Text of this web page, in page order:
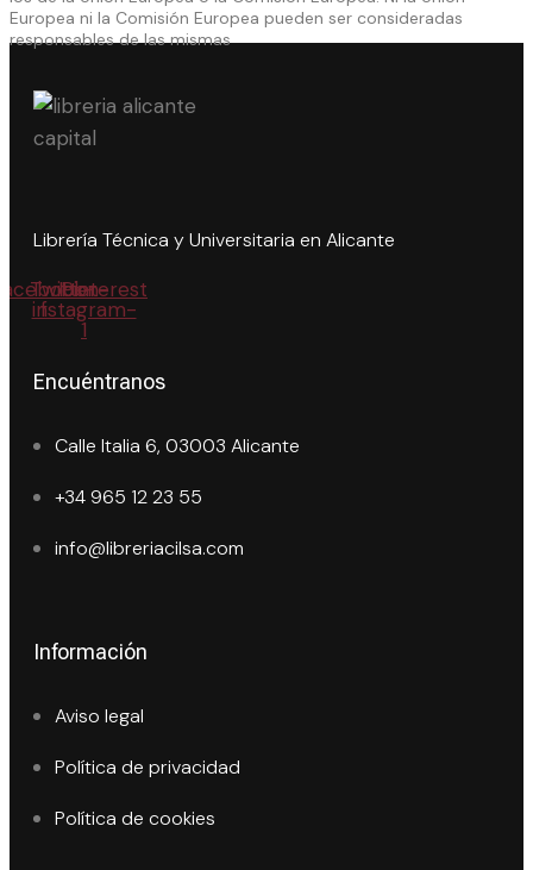
Europea ni la Comisión Europea pueden ser consideradas
responsables de las mismas
Librería Técnica y Universitaria en Alicante
f
Twitter
Icon-
instagram-
1
Pinterest
Encuéntranos
Calle Italia 6, 03003 Alicante
+34 965 12 23 55
info@libreriacilsa.com
Información
Aviso legal
Política de privacidad
Política de cookies